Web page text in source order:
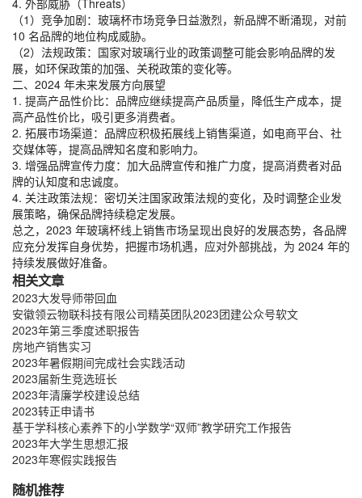
（1）竞争加剧：玻璃杯市场竞争日益激烈，新品牌不断涌现，对前
10 名品牌的地位构成威胁。
（2）法规政策：国家对玻璃行业的政策调整可能会影响品牌的发
展，如环保政策的加强、关税政策的变化等。
二、2024 年未来发展方向展望
1. 提高产品性价比：品牌应继续提高产品质量，降低生产成本，提
高产品性价比，吸引更多消费者。
2. 拓展市场渠道：品牌应积极拓展线上销售渠道，如电商平台、社
交媒体等，提高品牌知名度和影响力。
3. 增强品牌宣传力度：加大品牌宣传和推广力度，提高消费者对品
牌的认知度和忠诚度。
4. 关注政策法规：密切关注国家政策法规的变化，及时调整企业发
展策略，确保品牌持续稳定发展。
总之，2023 年玻璃杯线上销售市场呈现出良好的发展态势，各品牌
应充分发挥自身优势，把握市场机遇，应对外部挑战，为 2024 年的
持续发展做好准备。
相关文章
2023大发导师带回血
安徽领云物联科技有限公司精英团队2023团建公众号软文
2023年第三季度述职报告
房地产销售实习
2023年暑假期间完成社会实践活动
2023届新生竞选班长
2023年清廉学校建设总结
2023转正申请书
基于学科核心素养下的小学数学“双师”教学研究工作报告
2023年大学生思想汇报
2023年寒假实践报告
随机推荐